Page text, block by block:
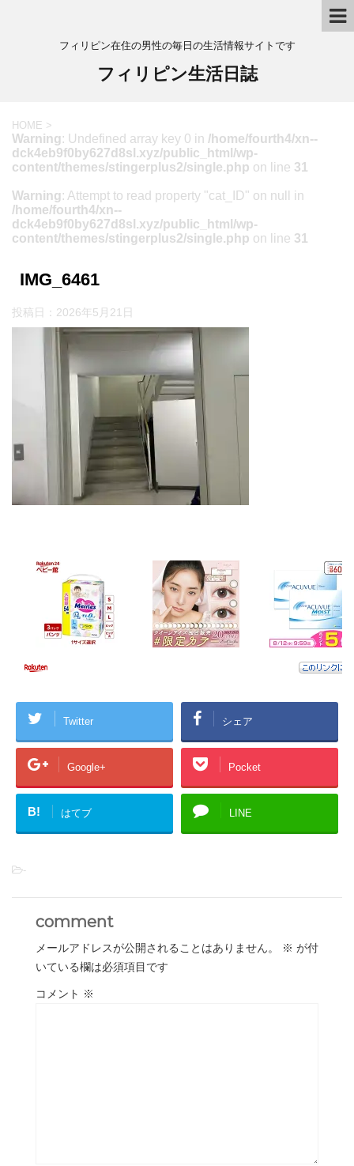
フィリピン在住の男性の毎日の生活情報サイトです
フィリピン生活日誌
HOME >
Warning: Undefined array key 0 in /home/fourth4/xn--
dck4eb9f0by627d8sl.xyz/public_html/wp-
content/themes/stingerplus2/single.php on line 31
Warning: Attempt to read property "cat_ID" on null in
/home/fourth4/xn--
dck4eb9f0by627d8sl.xyz/public_html/wp-
content/themes/stingerplus2/single.php on line 31
IMG_6461
投稿日： 2026年5月21日
Twitter シェア
Google+ Pocket
B! はてブ LINE
-
comment
メールアドレスが公開されることはありません。 ※ が付
いている欄は必須項目です
コメント ※